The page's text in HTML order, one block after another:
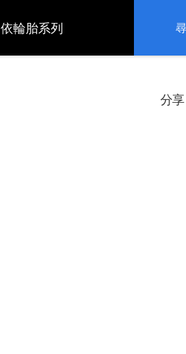
依輪胎系列
分享